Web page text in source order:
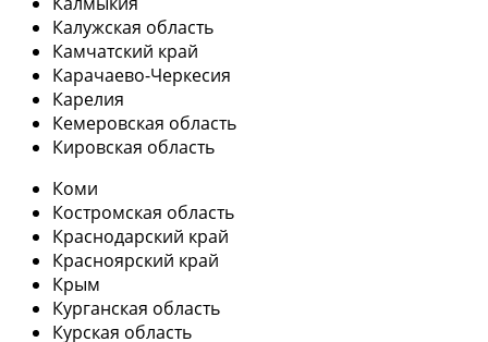
Калужская область
Камчатский край
Карачаево-Черкесия
Карелия
Кемеровская область
Кировская область
Коми
Костромская область
Краснодарский край
Красноярский край
Крым
Курганская область
Курская область